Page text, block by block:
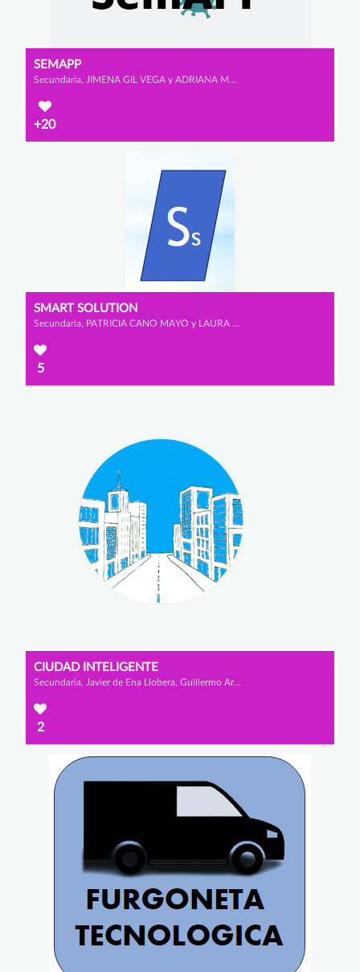
SEMAPP
Secundaria, JIMENA GIL VEGA y ADRIANA MORALES REDONDO
+20
SMART SOLUTION
Secundaria, PATRICIA CANO MAYO y LAURA MORENO JUNQUERA
5
CIUDAD INTELIGENTE
Secundaria, Javier de Ena Llobera, Guillermo Artola Rondón y Rodrigo Álvaro Lomo
2